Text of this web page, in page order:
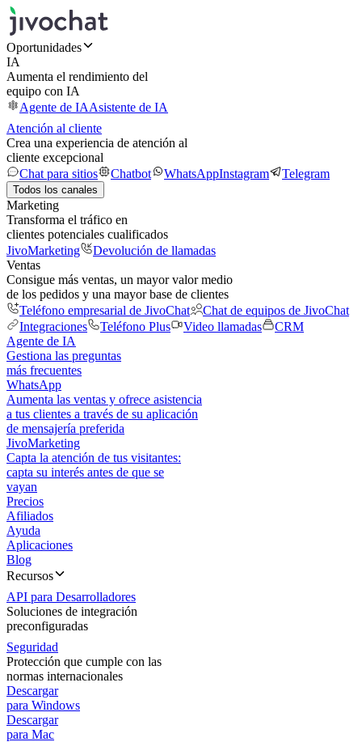
Oportunidades
IA
Aumenta el rendimiento del
equipo con IA
Agente de IAAsistente de IA
Atención al cliente
Crea una experiencia de atención al
cliente excepcional
Chat para sitios
Chatbot WhatsAppInstagram Telegram
Todos los canales
Marketing
Transforma el tráfico en
clientes potenciales cualificados
JivoMarketing
Devolución de llamadas
Ventas
Consigue más ventas, un mayor valor medio
de los pedidos y una mayor base de clientes
Teléfono empresarial de JivoChat
Chat de equipos de JivoChat
Integraciones
Teléfono Plus Video llamadas
CRM
Agente de IA
Gestiona las preguntas
más frecuentes
WhatsApp
Aumenta las ventas y ofrece asistencia
a tus clientes a través de su aplicación
de mensajería preferida
JivoMarketing
Capta la atención de tus visitantes:
capta su interés antes de que se
vayan
Precios
Afiliados
Ayuda
Aplicaciones
Blog
Recursos
API para Desarrolladores
Soluciones de integración
preconfiguradas
Seguridad
Protección que cumple con las
normas internacionales
Descargar
para Windows
Descargar
para Mac